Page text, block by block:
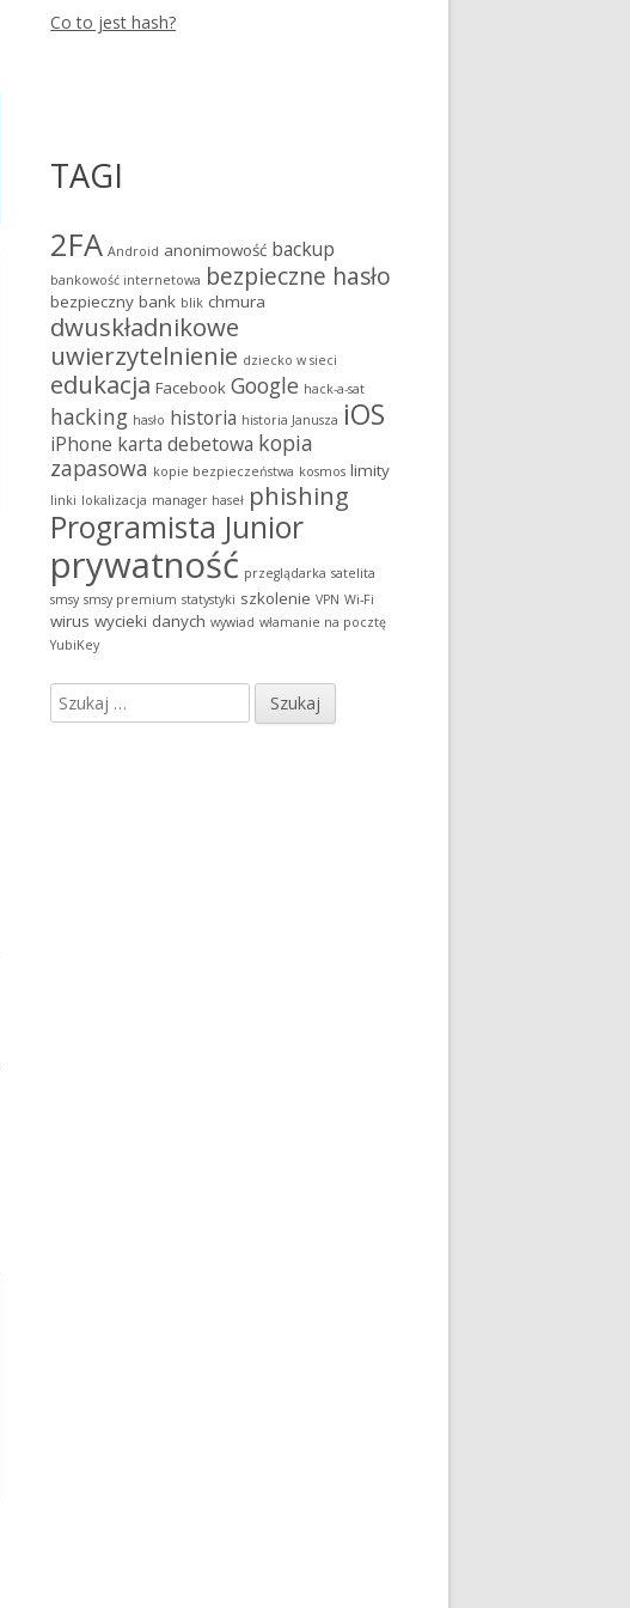
Co to jest hash?
TAGI
2FA Android anonimowość backup
bankowość internetowa bezpieczne hasło
bezpieczny bank blik chmura
dwuskładnikowe
uwierzytelnienie dziecko w sieci
edukacja Facebook Google hack-a-sat
hacking hasło historia historia Janusza iOS
iPhone karta debetowa kopia
zapasowa kopie bezpieczeństwa kosmos limity
linki lokalizacja manager haseł phishing
Programista Junior
prywatność przeglądarka satelita
smsy smsy premium statystyki szkolenie VPN Wi-Fi
wirus wycieki danych wywiad włamanie na pocztę
YubiKey
Szukaj: